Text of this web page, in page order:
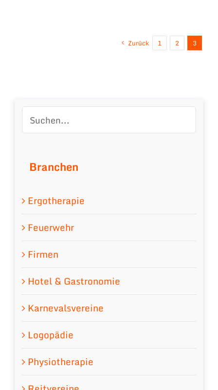
Zurück 1 2 3
Branchen
Ergotherapie
Feuerwehr
Firmen
Hotel & Gastronomie
Karnevalsvereine
Logopädie
Physiotherapie